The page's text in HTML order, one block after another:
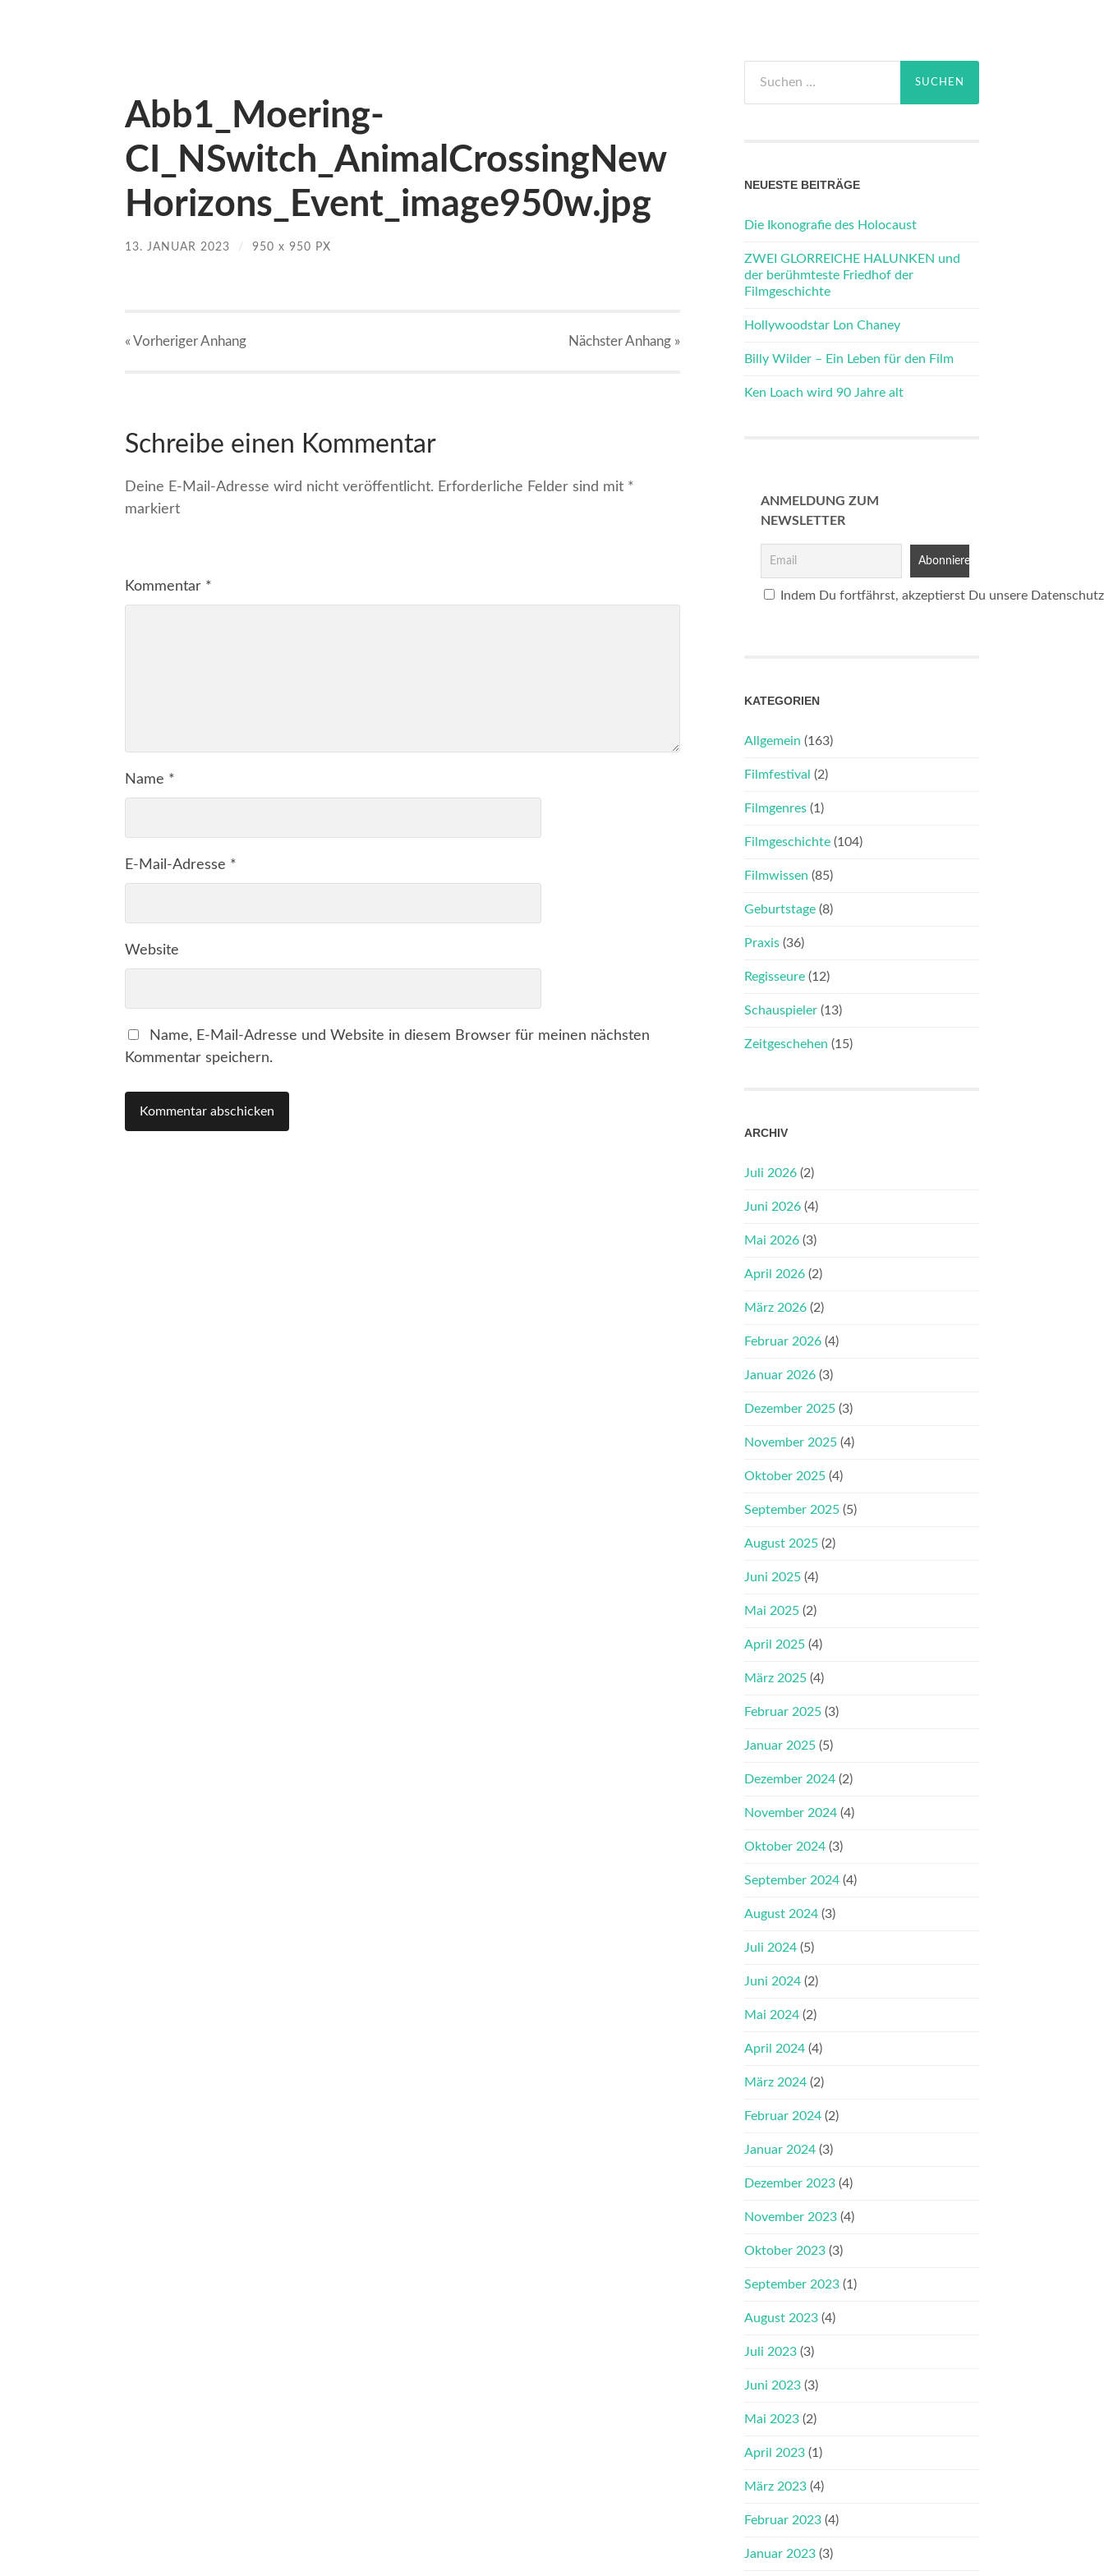
Abb1_Moering-
CI_NSwitch_AnimalCrossingNew
Horizons_Event_image950w.jpg
13. JANUAR 2023 / 950 x 950 PX
« VorherigerAnhang NächsterAnhang »
Schreibe einen Kommentar
Deine E-Mail-Adresse wird nicht veröffentlicht. Erforderliche Felder sind mit *
markiert
Kommentar *
Name *
E-Mail-Adresse *
Website
Name, E-Mail-Adresse und Website in diesem Browser für meinen nächsten
Kommentar speichern.
nach:
NEUESTE BEITRÄGE
Die Ikonografie des Holocaust
ZWEI GLORREICHE HALUNKEN und
der berühmteste Friedhof der
Filmgeschichte
Hollywoodstar Lon Chaney
Billy Wilder – Ein Leben für den Film
Ken Loach wird 90 Jahre alt
ANMELDUNG ZUM
NEWSLETTER
Indem Du fortfährst, akzeptierst Du unsere
KATEGORIEN
Allgemein (163)
Filmfestival (2)
Filmgenres (1)
Filmgeschichte (104)
Filmwissen (85)
Geburtstage (8)
Praxis (36)
Regisseure (12)
Schauspieler (13)
Zeitgeschehen (15)
ARCHIV
Juli 2026 (2)
Juni 2026 (4)
Mai 2026 (3)
April 2026 (2)
März 2026 (2)
Februar 2026 (4)
Januar 2026 (3)
Dezember 2025 (3)
November 2025 (4)
Oktober 2025 (4)
September 2025 (5)
August 2025 (2)
Juni 2025 (4)
Mai 2025 (2)
April 2025 (4)
März 2025 (4)
Februar 2025 (3)
Januar 2025 (5)
Dezember 2024 (2)
November 2024 (4)
Oktober 2024 (3)
September 2024 (4)
August 2024 (3)
Juli 2024 (5)
Juni 2024 (2)
Mai 2024 (2)
April 2024 (4)
März 2024 (2)
Februar 2024 (2)
Januar 2024 (3)
Dezember 2023 (4)
November 2023 (4)
Oktober 2023 (3)
September 2023 (1)
August 2023 (4)
Juli 2023 (3)
Juni 2023 (3)
Mai 2023 (2)
April 2023 (1)
März 2023 (4)
Februar 2023 (4)
Januar 2023 (3)